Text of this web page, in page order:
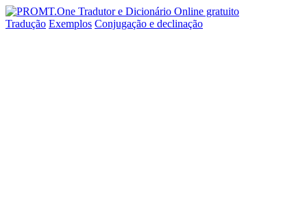
Tradução Exemplos Conjugação e declinação